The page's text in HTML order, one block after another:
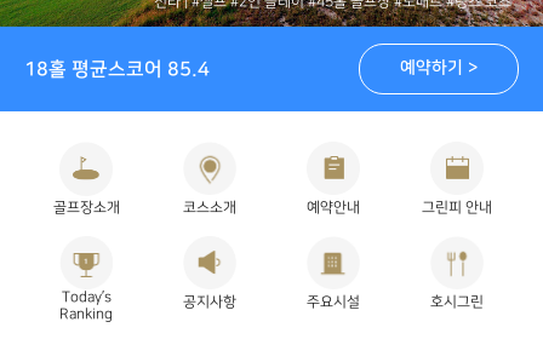
18홀 평균스코어 85.4 예약하기 >
골프장소개 코스소개 예약안내 그린피 안내
Today’s
Ranking
공지사항 주요시설 호시그린